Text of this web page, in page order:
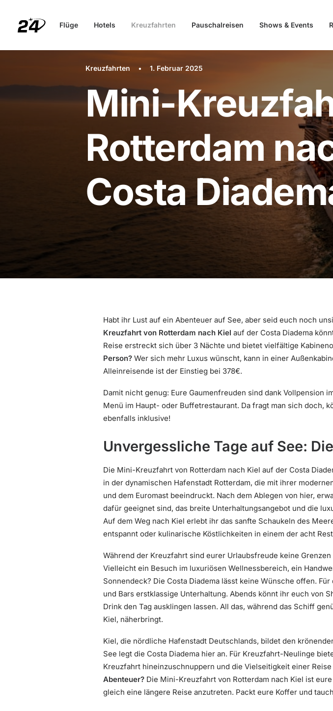
Flüge Hotels Kreuzfahrten Pauschalreisen Shows & Events
Kreuzfahrten • 1. Februar 2025
Mini-
Rotterdam
Costa
Habt ihr Lust auf ein Abenteuer auf See, aber seid euch noch
Kreuzfahrt von Rotterdam nach Kiel auf der Costa Diadema
Reise erstreckt sich über 3 Nächte und bietet vielfältige
Person? Wer sich mehr Luxus wünscht, kann in einer
Alleinreisende ist der Einstieg bei 378€.
Damit nicht genug: Eure Gaumenfreuden sind dank Vollpension
Menü im Haupt- oder Buffetrestaurant. Da fragt man sich doch,
ebenfalls inklusive!
Unvergessliche Tage auf See:
Die Mini-Kreuzfahrt von Rotterdam nach Kiel auf der Costa
in der dynamischen Hafenstadt Rotterdam, die mit ihrer
und dem Euromast beeindruckt. Nach dem Ablegen von hier,
dafür geeignet sind, das breite Unterhaltungsangebot und die
Auf dem Weg nach Kiel erlebt ihr das sanfte Schaukeln des
entspannt oder kulinarische Köstlichkeiten in einem der acht
Während der Kreuzfahrt sind eurer Urlaubsfreude keine Grenzen
Vielleicht ein Besuch im luxuriösen Wellnessbereich, ein
Sonnendeck? Die Costa Diadema lässt keine Wünsche offen.
und Bars erstklassige Unterhaltung. Abends könnt ihr euch von
Drink den Tag ausklingen lassen. All das, während das Schiff
Kiel, näherbringt.
Kiel, die nördliche Hafenstadt Deutschlands, bildet den
See legt die Costa Diadema hier an. Für Kreuzfahrt-Neulinge
Kreuzfahrt hineinzuschnuppern und die Vielseitigkeit einer
Abenteuer? Die Mini-Kreuzfahrt von Rotterdam nach Kiel ist
gleich eine längere Reise anzutreten. Packt eure Koffer und